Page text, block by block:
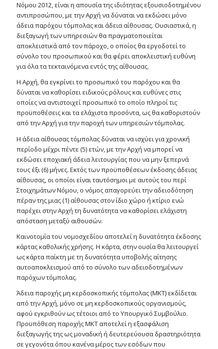
Νόμου 2012, είναι η απουσία της ιδιότητας εξουσιοδοτημένου
αντιπροσώπου, με την Αρχή να δύναται να εκδώσει μόνο
άδεια παρόχου τόμπολας και άδεια αίθουσας. Ουσιαστικά, η
διεξαγωγή των υπηρεσιών θα πραγματοποιείται
αποκλειστικά από τον πάροχο, ο οποίος θα εργοδοτεί το
σύνολο του προσωπικού και θα φέρει αποκλειστική ευθύνη
για όλα τα τεκταινόμενα εντός της αίθουσας.
Η Αρχή, θα εγκρίνει το προσωπικό του παρόχου και θα
δύναται να καθορίσει ειδικούς ρόλους και ευθύνες στις
οποίες να αντιστοιχεί προσωπικό το οποίο πληροί τις
προϋποθέσεις και τα ελάχιστα προσόντα, ως θα καθοριστούν
από την Αρχή για την παροχή των υπηρεσιών τόμπολας.
Η άδεια αίθουσας τόμπολας δύναται να ισχύει για χρονική
περίοδο μέχρι πέντε (5) ετών, με την Αρχή να μπορεί να
εκδώσει εποχιακή άδεια λειτουργίας που να μην ξεπερνά
τους έξι (6) μήνες. Εκτός των προϋποθέσεων έκδοσης άδειας
αίθουσας, οι οποίοι είναι ταυτόσημοι με αυτούς του περί
Στοιχημάτων Νόμου, ο νόμος απαγορεύει την αδειοδότηση
πέραν της μιας (1) αίθουσας στον ίδιο χώρο ή κτίριο ενώ
παρέχει στην Αρχή τη δυνατότητα να καθορίσει ελάχιστη
απόσταση μεταξύ αιθουσών.
Καινοτομία του νομοσχεδίου αποτελεί η δυνατότητα έκδοσης
κάρτας καθολικής χρήσης. Η κάρτα, στην ουσία θα λειτουργεί
ως κάρτα παίκτη με τη δυνατότητα υποβολής αίτησης
αυτοαποκλεισμού από το σύνολο των αδειοδοτημένων
παρόχων τόμπολας.
Άδεια παροχής μη κερδοσκοπικής τόμπολας (ΜΚΤ) εκδίδεται
από την Αρχή, μόνο σε μη κερδοσκοπικούς οργανισμούς,
αφού εγκριθούν ως τέτοιοι από το Υπουργικό Συμβούλιο.
Προϋπόθεση παροχής ΜΚΤ αποτελεί η εξασφάλιση
διεξαγωγής της ως μοναδική ή δευτερεύουσα δραστηριότητα
σε γεγονότα όπου κανένα μέρος των εσόδων που